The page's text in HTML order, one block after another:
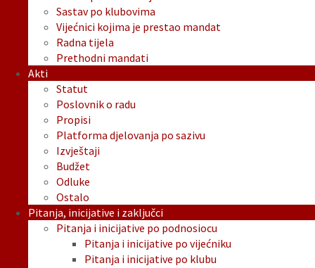
Sastav po klubovima
Vijećnici kojima je prestao mandat
Radna tijela
Prethodni mandati
Akti
Statut
Poslovnik o radu
Propisi
Platforma djelovanja po sazivu
Izvještaji
Budžet
Odluke
Ostalo
Pitanja, inicijative i zaključci
Pitanja i inicijative po podnosiocu
Pitanja i inicijative po vijećniku
Pitanja i inicijative po klubu